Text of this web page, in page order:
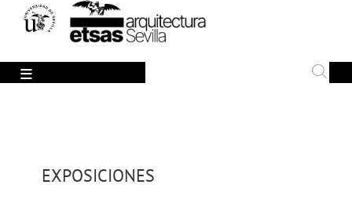
EXPOSICIONES